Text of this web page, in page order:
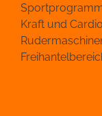
Kraft und